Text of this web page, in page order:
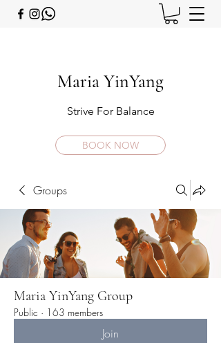
Maria YinYang
Strive For Balance
BOOK NOW
Groups
Maria YinYang Group
Public · 163 members
Join